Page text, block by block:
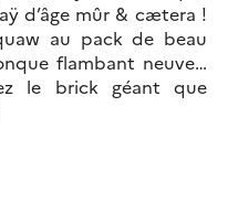
d’âge mûr & cætera !
au pack de beau
flambant neuve…
le brick géant que